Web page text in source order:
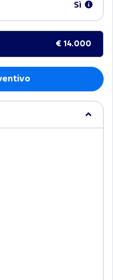
Sì
€ 14.000